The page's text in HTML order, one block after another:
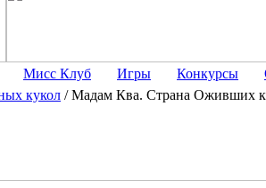
Мисс Клуб Игры Конкурсы
кукол /Мадам Ква. Страна Оживших